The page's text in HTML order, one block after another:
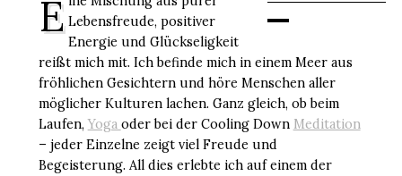
E Lebensfreude, positiver
Energie und Glückseligkeit
reißt mich mit. Ich befinde mich in einem Meer aus
fröhlichen Gesichtern und höre Menschen aller
möglicher Kulturen lachen. Ganz gleich, ob beim
Laufen,Yoga oder bei der Cooling Down Meditation
– jeder Einzelne zeigt viel Freude und
Begeisterung. All dies erlebte ich auf einem der